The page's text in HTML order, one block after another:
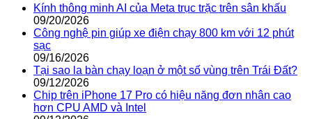
Kính thông minh AI của Meta trục trặc trên sân khấu
09/20/2026
Công nghệ pin giúp xe điện chạy 800 km với 12 phút
sạc
09/16/2026
Tại sao la bàn chạy loạn ở một số vùng trên Trái Đất?
09/12/2026
Chip trên iPhone 17 Pro có hiệu năng đơn nhân cao
hơn CPU AMD và Intel